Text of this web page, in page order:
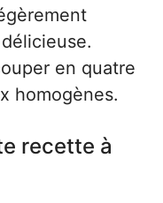
en quatre
homogènes.
recette à